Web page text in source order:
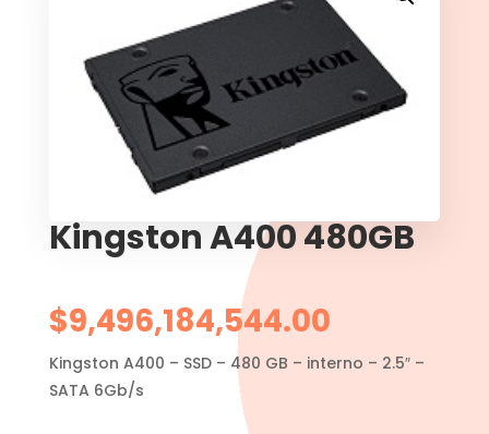
Kingston A400 480GB
$9,496,184,544.00
Kingston A400 – SSD – 480 GB – interno – 2.5″ –
SATA 6Gb/s